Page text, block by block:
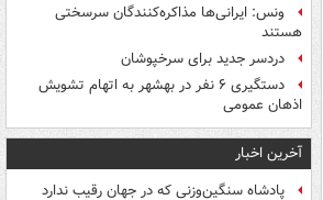
ونس: ایرانی‌ها مذاکره‌کنندگان سرسختی
هستند
دردسر جدید برای سرخپوشان
دستگیری ۶ نفر در بهشهر به اتهام تشویش
اذهان عمومی
آخرین اخبار
پادشاه سنگین‌وزنی که در جهان رقیب ندارد